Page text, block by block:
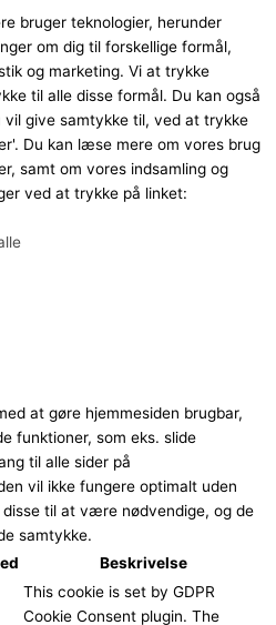
bruger teknologier, herunder
om dig til forskellige formål,
og marketing. Vi at trykke
til alle disse formål. Du kan også
give samtykke til, ved at trykke
Du kan læse mere om vores brug
samt om vores indsamling og
ved at trykke på linket:
at gøre hjemmesiden brugbar,
funktioner, som eks. slide
til alle sider på
vil ikke fungere optimalt uden
til at være nødvendige, og de
samtykke.
Beskrivelse
This cookie is set by GDPR
Cookie Consent plugin. The